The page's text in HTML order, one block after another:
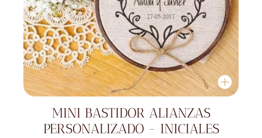
MINI BASTIDOR ALIANZAS
PERSONALIZADO - INICIALES